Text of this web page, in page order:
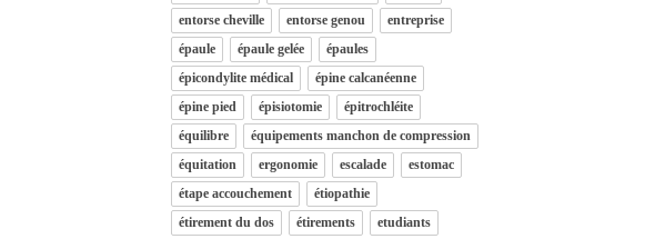
entorse cheville
entorse genou
entreprise
épaule
épaule gelée
épaules
épicondylite médical
épine calcanéenne
épine pied
épisiotomie
épitrochléite
équilibre
équipements manchon de compression
équitation
ergonomie escalade
estomac
étape accouchement
étiopathie
étirement du dos
étirements etudiants